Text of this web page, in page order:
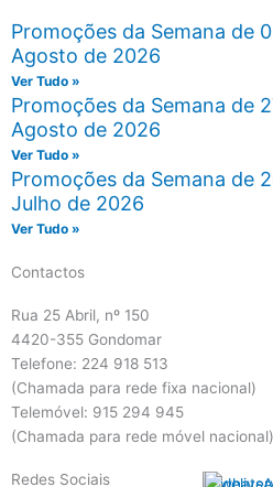
Promoções da Semana de
Agosto de 2026
Ver Tudo »
Promoções da Semana de
Agosto de 2026
Ver Tudo »
Promoções da Semana de
Julho de 2026
Ver Tudo »
Contactos
Rua 25 Abril, nº 150
4420-355 Gondomar
Telefone: 224 918 513
(Chamada para rede fixa nacional)
Telemóvel: 915 294 945
(Chamada para rede móvel nacional)
Redes Sociais